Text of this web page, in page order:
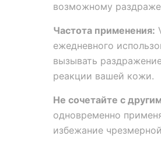
возможному
Частота применения:
ежедневного
вызывать
реакции вашей кожи.
Не сочетайте с
одновременно
избежание